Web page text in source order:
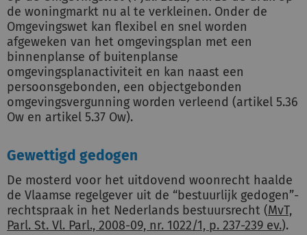
de woningmarkt nu al te verkleinen. Onder de
Omgevingswet kan flexibel en snel worden
afgeweken van het omgevingsplan met een
binnenplanse of buitenplanse
omgevingsplanactiviteit en kan naast een
persoonsgebonden, een objectgebonden
omgevingsvergunning worden verleend (artikel 5.36
Ow en artikel 5.37 Ow).
Gewettigd gedogen
De mosterd voor het uitdovend woonrecht haalde
de Vlaamse regelgever uit de “bestuurlijk gedogen”-
rechtspraak in het Nederlands bestuursrecht (MvT,
Parl. St. Vl. Parl., 2008-09, nr. 1022/1, p. 237-239 ev.).